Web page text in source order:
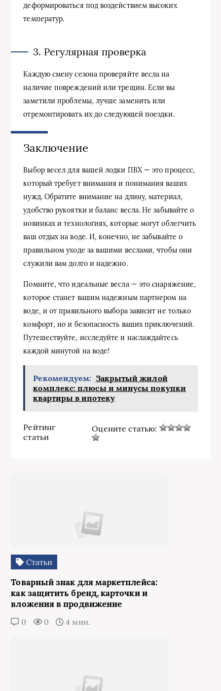
деформироваться под воздействием высоких
температур.
3. Регулярная проверка
Каждую смену сезона проверяйте весла на
наличие повреждений или трещин. Если вы
заметили проблемы, лучше заменить или
отремонтировать их до следующей поездки.
Заключение
Выбор весел для вашей лодки ПВХ — это процесс,
который требует внимания и понимания ваших
нужд. Обратите внимание на длину, материал,
удобство рукоятки и баланс весла. Не забывайте о
новинках и технологиях, которые могут облегчить
ваш отдых на воде. И, конечно, не забывайте о
правильном уходе за вашими веслами, чтобы они
служили вам долго и надежно.
Помните, что идеальные весла — это снаряжение,
которое станет вашим надежным партнером на
воде, и от правильного выбора зависит не только
комфорт, но и безопасность ваших приключений.
Путешествуйте, исследуйте и наслаждайтесь
каждой минутой на воде!
Рекомендуем: Закрытый жилой
комплекс: плюсы и минусы покупки
квартиры в ипотеку
Рейтинг
статьи
Оцените статью:
Статьи
Товарный знак для маркетплейса:
как защитить бренд, карточки и
вложения в продвижение
0 0 4 мин.